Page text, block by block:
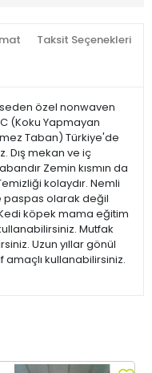
Taksit Seçenekleri
özel nonwaven
(Koku Yapmayan
Taban) Türkiye'de
Dış mekan ve iç
Zemin kısmın da
kolaydır. Nemli
paspas olarak değil
köpek mama eğitim
Mutfak
Uzun yıllar gönül
amaçlı kullanabilirsiniz.